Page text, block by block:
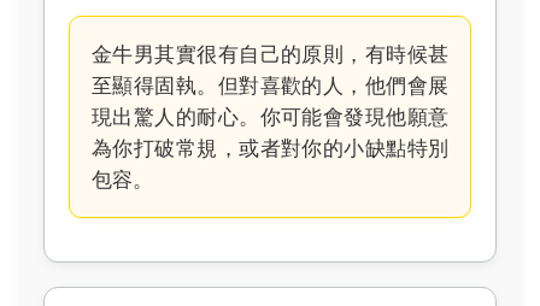
金牛男其實很有自己的原則，有時候甚
至顯得固執。但對喜歡的人，他們會展
現出驚人的耐心。你可能會發現他願意
為你打破常規，或者對你的小缺點特別
包容。